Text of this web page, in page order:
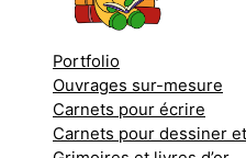
Portfolio
Ouvrages sur-mesure
Carnets pour écrire
Carnets pour dessiner